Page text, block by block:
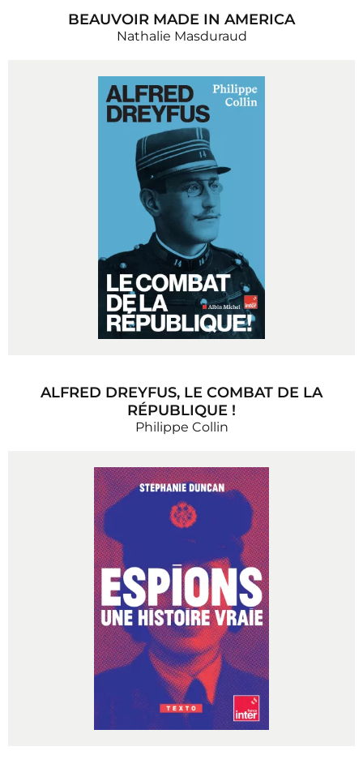
BEAUVOIR MADE IN AMERICA
Nathalie Masduraud
ALFRED DREYFUS, LE COMBAT DE LA
RÉPUBLIQUE !
Philippe Collin